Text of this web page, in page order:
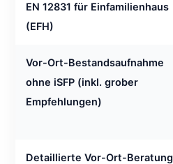
EN 12831 für Einfamilienhaus
(EFH)
Vor-Ort-Bestandsaufnahme
ohne iSFP (inkl. grober
Empfehlungen)
Detaillierte Vor-Ort-Beratung